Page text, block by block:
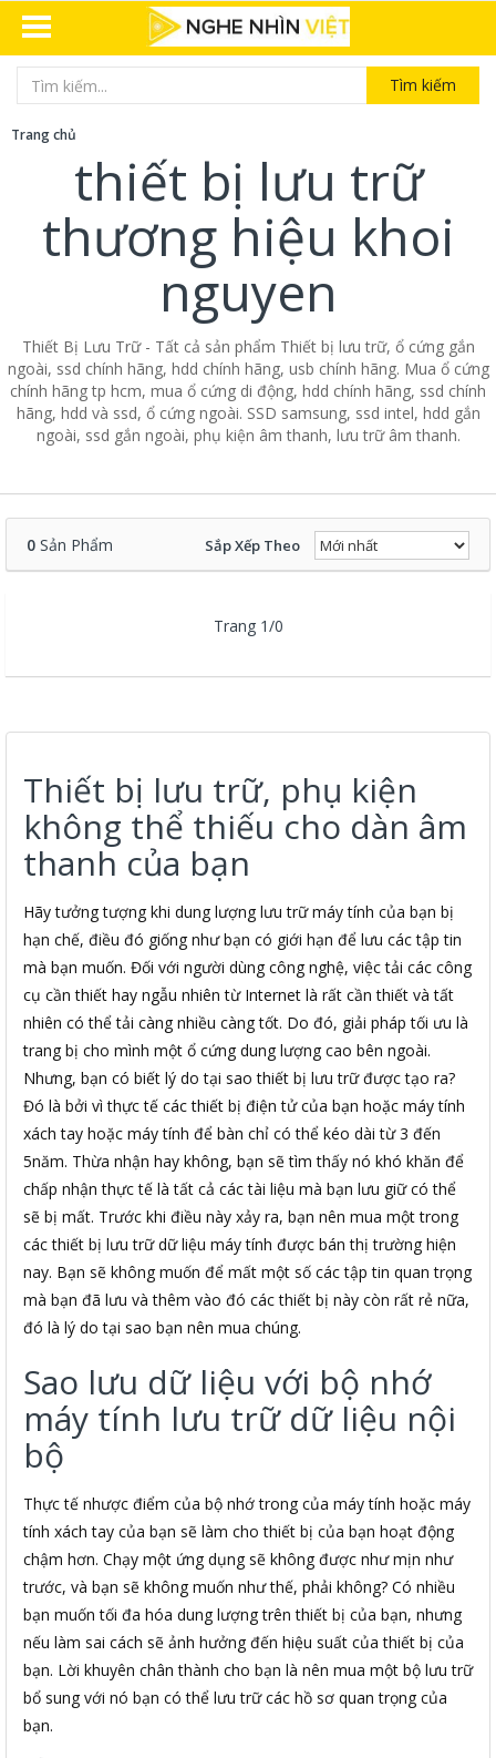
Tìm kiếm
Trang chủ
thiết bị lưu trữ
thương hiệu khoi
nguyen
Thiết Bị Lưu Trữ - Tất cả sản phẩm Thiết bị lưu trữ, ổ cứng gắn
ngoài, ssd chính hãng, hdd chính hãng, usb chính hãng. Mua ổ cứng
chính hãng tp hcm, mua ổ cứng di động, hdd chính hãng, ssd chính
hãng, hdd và ssd, ổ cứng ngoài. SSD samsung, ssd intel, hdd gắn
ngoài, ssd gắn ngoài, phụ kiện âm thanh, lưu trữ âm thanh.
0 Sản Phẩm Sắp Xếp Theo
Trang 1/0
Thiết bị lưu trữ, phụ kiện
không thể thiếu cho dàn âm
thanh của bạn
Hãy tưởng tượng khi dung lượng lưu trữ máy tính của bạn bị
hạn chế, điều đó giống như bạn có giới hạn để lưu các tập tin
mà bạn muốn. Đối với người dùng công nghệ, việc tải các công
cụ cần thiết hay ngẫu nhiên từ Internet là rất cần thiết và tất
nhiên có thể tải càng nhiều càng tốt. Do đó, giải pháp tối ưu là
trang bị cho mình một ổ cứng dung lượng cao bên ngoài.
Nhưng, bạn có biết lý do tại sao thiết bị lưu trữ được tạo ra?
Đó là bởi vì thực tế các thiết bị điện tử của bạn hoặc máy tính
xách tay hoặc máy tính để bàn chỉ có thể kéo dài từ 3 đến
5năm. Thừa nhận hay không, bạn sẽ tìm thấy nó khó khăn để
chấp nhận thực tế là tất cả các tài liệu mà bạn lưu giữ có thể
sẽ bị mất. Trước khi điều này xảy ra, bạn nên mua một trong
các thiết bị lưu trữ dữ liệu máy tính được bán thị trường hiện
nay. Bạn sẽ không muốn để mất một số các tập tin quan trọng
mà bạn đã lưu và thêm vào đó các thiết bị này còn rất rẻ nữa,
đó là lý do tại sao bạn nên mua chúng.
Sao lưu dữ liệu với bộ nhớ
máy tính lưu trữ dữ liệu nội
bộ
Thực tế nhược điểm của bộ nhớ trong của máy tính hoặc máy
tính xách tay của bạn sẽ làm cho thiết bị của bạn hoạt động
chậm hơn. Chạy một ứng dụng sẽ không được như mịn như
trước, và bạn sẽ không muốn như thế, phải không? Có nhiều
bạn muốn tối đa hóa dung lượng trên thiết bị của bạn, nhưng
nếu làm sai cách sẽ ảnh hưởng đến hiệu suất của thiết bị của
bạn. Lời khuyên chân thành cho bạn là nên mua một bộ lưu trữ
bổ sung với nó bạn có thể lưu trữ các hồ sơ quan trọng của
bạn.